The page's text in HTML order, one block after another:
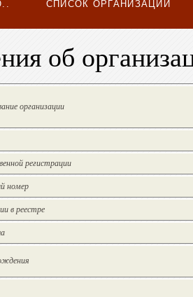
СПИСОК ОРГАНИЗАЦИЙ
об
организации
регистрации
номер
в реестре